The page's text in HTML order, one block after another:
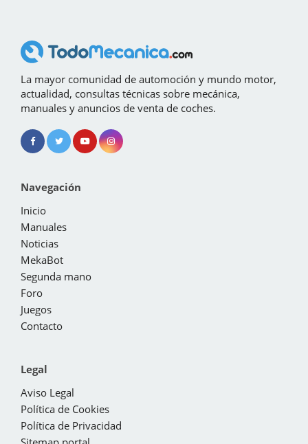
La mayor comunidad de automoción y mundo motor,
actualidad, consultas técnicas sobre mecánica,
manuales y anuncios de venta de coches.
Navegación
Inicio
Manuales
Noticias
MekaBot
Segunda mano
Foro
Juegos
Contacto
Legal
Aviso Legal
Política de Cookies
Política de Privacidad